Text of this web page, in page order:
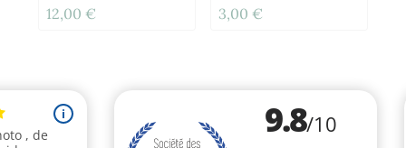
12,00 € 3,00 €